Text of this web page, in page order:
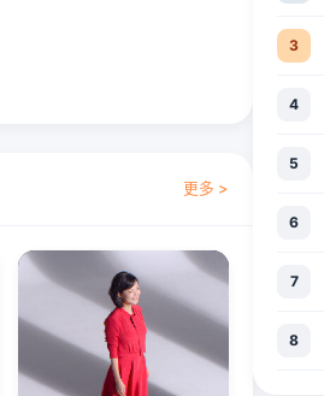
更多 >
3
4
5
6
7
8